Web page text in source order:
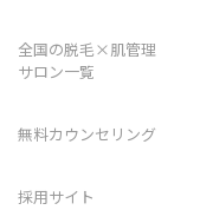
全国の脱毛×肌管理
サロン一覧
無料カウンセリング
採用サイト